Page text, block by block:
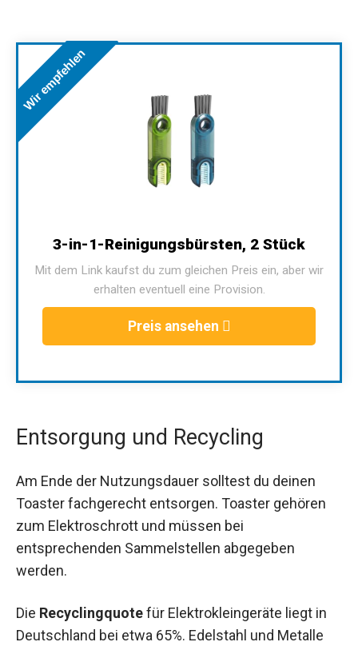
Wir empfehlen
3-in-1-Reinigungsbürsten, 2 Stück
Mit dem Link kaufst du zum gleichen Preis ein, aber wir
erhalten eventuell eine Provision.
Preis ansehen
Entsorgung und Recycling
Am Ende der Nutzungsdauer solltest du deinen
Toaster fachgerecht entsorgen. Toaster gehören
zum Elektroschrott und müssen bei
entsprechenden Sammelstellen abgegeben
werden.
Die Recyclingquotefür Elektrokleingeräte liegt in
Deutschland bei etwa 65%. Edelstahl und Metalle